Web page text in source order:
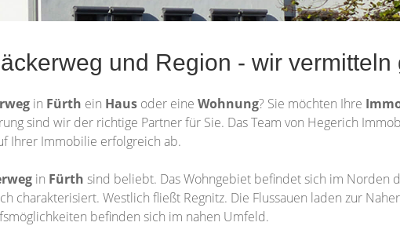
und Region - wir vermitteln
in Fürth ein Haus oder eine Wohnung? Sie möchten Ihre
sind wir der richtige Partner für Sie. Das Team von Hegerich
Ihrer Immobilie erfolgreich ab.
in Fürth sind beliebt. Das Wohngebiet befindet sich im Norden
charakterisiert. Westlich fließt Regnitz. Die Flussauen laden zur
befinden sich im nahen Umfeld.